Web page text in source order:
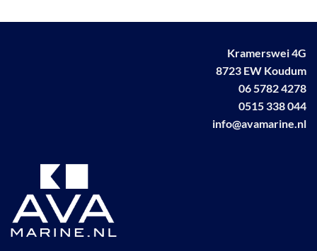
Kramerswei 4G
8723 EW Koudum
06 5782 4278
0515 338 044
info@avamarine.nl